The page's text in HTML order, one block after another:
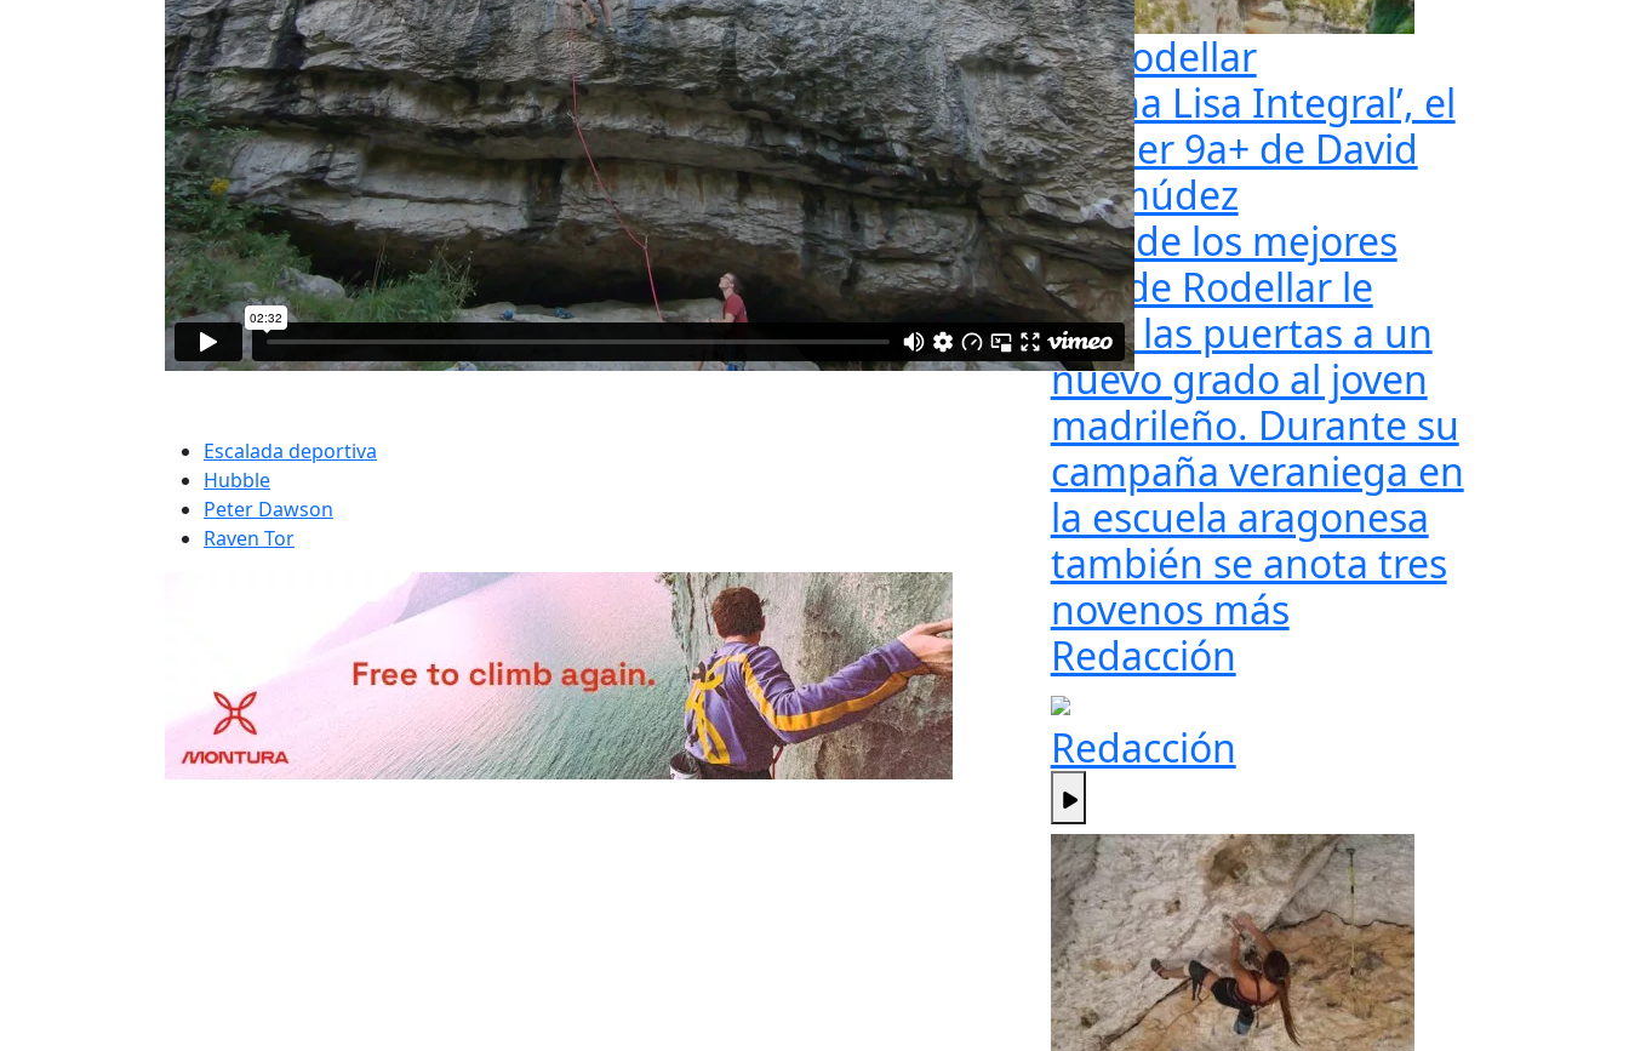
Escalada deportiva
Hubble
Peter Dawson
Raven Tor
En Rodellar
‘Mona Lisa Integral’, el
primer 9a+ de David
Bermúdez
Uno de los mejores
9a+ de Rodellar le
abre las puertas a un
nuevo grado al joven
madrileño. Durante su
campaña veraniega en
la escuela aragonesa
también se anota tres
novenos más
Redacción
Redacción